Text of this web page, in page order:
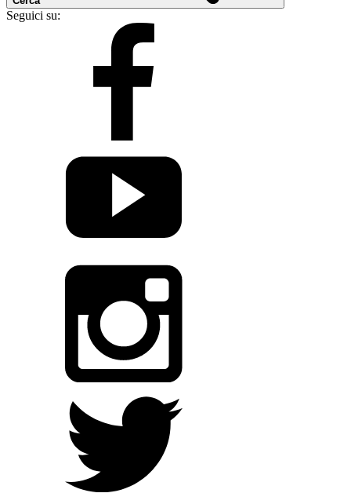
Seguici su: